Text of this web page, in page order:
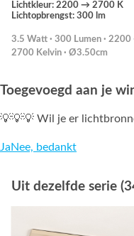
Lichtkleur: 2200 → 2700 K
Lichtopbrengst: 300 lm
3.5 Watt · 300 Lumen ·
2700 Kelvin · Ø3.50cm
Toegevoegd aan je
💡💡💡 Wil je er
JaNee, bedankt
Uit dezelfde serie